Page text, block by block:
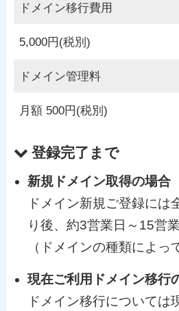
ドメイン移行費用
5,000円(税別)
ドメイン管理料
月額 500円(税別)
登録完了まで
新規ドメイン取得の場合
ドメイン新規ご登録には
り後、約3営業日～15営
（ドメインの種類によっ
現在ご利用ドメイン移行
ドメイン移行については